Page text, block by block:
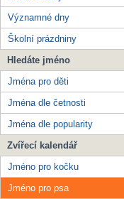
Významné dny
Školní prázdniny
Hledáte jméno
Jména pro děti
Jména dle četnosti
Jména dle popularity
Zvířecí kalendář
Jméno pro kočku
Jméno pro psa